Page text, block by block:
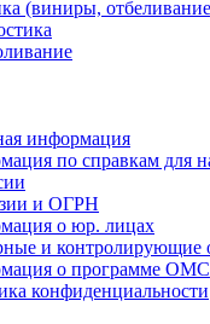
(виниры,
информация
по справкам для
и ОГРН
о юр. лицах
и контролирующие
о программе ОМС
конфиденциальности